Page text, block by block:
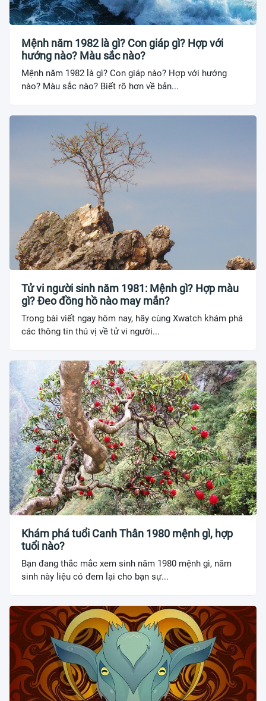
Mệnh năm 1982 là gì? Con giáp gì? Hợp với
hướng nào? Màu sắc nào?
Mệnh năm 1982 là gì? Con giáp nào? Hợp với hướng
nào? Màu sắc nào? Biết rõ hơn về bản...
Tử vi người sinh năm 1981: Mệnh gì? Hợp màu
gì? Đeo đồng hồ nào may mắn?
Trong bài viết ngay hôm nay, hãy cùng Xwatch khám phá
các thông tin thú vị về tử vi người...
Khám phá tuổi Canh Thân 1980 mệnh gì, hợp
tuổi nào?
Bạn đang thắc mắc xem sinh năm 1980 mệnh gì, năm
sinh này liệu có đem lại cho bạn sự...